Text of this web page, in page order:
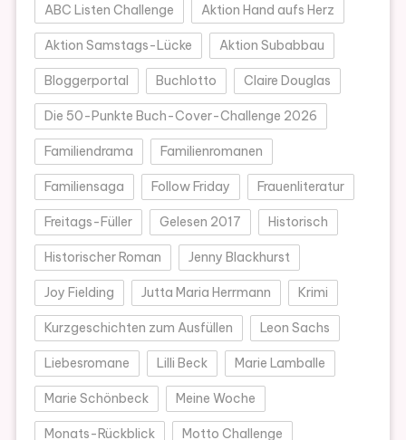
ABC Listen Challenge Aktion Hand aufs Herz
Aktion Samstags-Lücke Aktion Subabbau
Bloggerportal Buchlotto Claire Douglas
Die 50-Punkte Buch-Cover-Challenge 2026
Familiendrama Familienromanen
Familiensaga Follow Friday Frauenliteratur
Freitags-Füller Gelesen 2017 Historisch
Historischer Roman Jenny Blackhurst
Joy Fielding Jutta Maria Herrmann Krimi
Kurzgeschichten zum Ausfüllen Leon Sachs
Liebesromane Lilli Beck Marie Lamballe
Marie Schönbeck Meine Woche
Monats-Rückblick Motto Challenge